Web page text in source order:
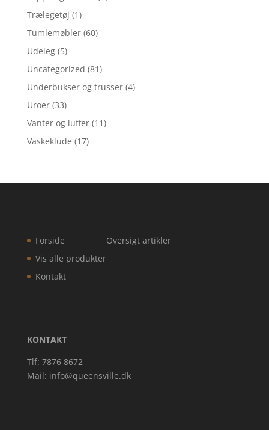
Trælegetøj (1)
Tumlemøbler (60)
Udeleg (5)
Uncategorized (81)
Underbukser og trusser (4)
Uroer (33)
Vanter og luffer (11)
Vaskeklude (17)
Forside
Vis alle produkter
Kontakt
Oversigt artikler
KONTAKT
Tlf: 7876 8672
Mail: info@queensville.dk